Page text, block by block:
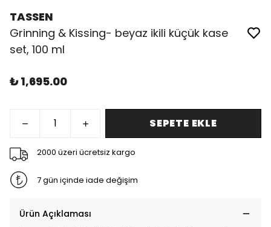
TASSEN
Grinning & Kissing- beyaz ikili küçük kase
set, 100 ml
₺ 1,695.00
SEPETE EKLE
2000 üzeri ücretsiz kargo
7 gün içinde iade değişim
Ürün Açıklaması